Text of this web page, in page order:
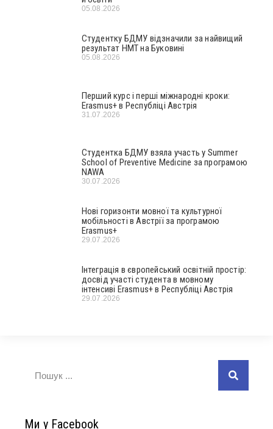
05.08.2026
Студентку БДМУ відзначили за найвищий
результат НМТ на Буковині
05.08.2026
Перший курс і перші міжнародні кроки:
Erasmus+ в Республіці Австрія
31.07.2026
Студентка БДМУ взяла участь у Summer
School of Preventive Medicine за програмою
NAWA
30.07.2026
Нові горизонти мовної та культурної
мобільності в Австрії за програмою
Erasmus+
29.07.2026
Інтеграція в європейський освітній простір:
досвід участі студента в мовному
інтенсиві Erasmus+ в Республіці Австрія
29.07.2026
Ми у Facebook